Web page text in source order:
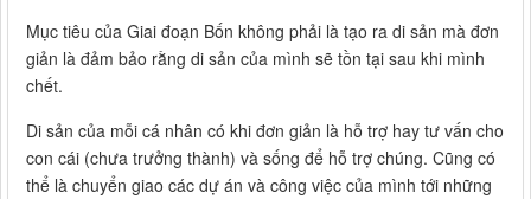
Mục tiêu của Giai đoạn Bốn không phải là tạo ra di sản mà đơn
giản là đảm bảo rằng di sản của mình sẽ tồn tại sau khi mình
chết.
Di sản của mỗi cá nhân có khi đơn giản là hỗ trợ hay tư vấn cho
con cái (chưa trưởng thành) và sống để hỗ trợ chúng. Cũng có
thể là chuyển giao các dự án và công việc của mình tới những